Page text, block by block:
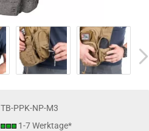
TB-PPK-NP-M3
1-7 Werktage*